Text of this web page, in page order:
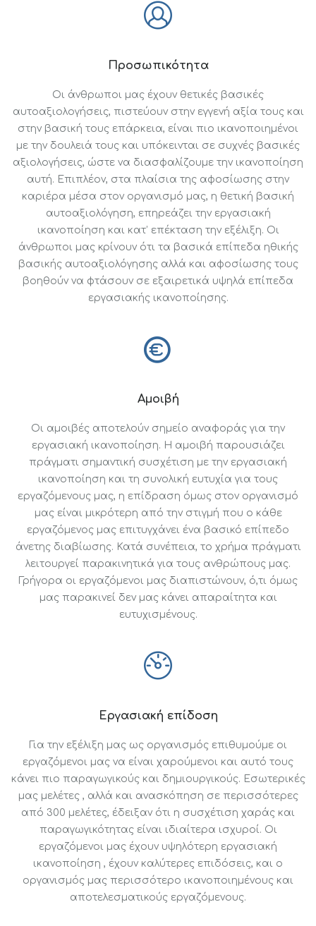
Προσωπικότητα
Οι άνθρωποι μας έχουν θετικές βασικές
αυτοαξιολογήσεις, πιστεύουν στην εγγενή αξία τους και
στην βασική τους επάρκεια, είναι πιο ικανοποιημένοι
με την δουλειά τους και υπόκεινται σε συχνές βασικές
αξιολογήσεις, ώστε να διασφαλίζουμε την ικανοποίηση
αυτή. Επιπλέον, στα πλαίσια της αφοσίωσης στην
καριέρα μέσα στον οργανισμό μας, η θετική βασική
αυτοαξιολόγηση, επηρεάζει την εργασιακή
ικανοποίηση και κατ’ επέκταση την εξέλιξη. Οι
άνθρωποι μας κρίνουν ότι τα βασικά επίπεδα ηθικής
βασικής αυτοαξιολόγησης αλλά και αφοσίωσης τους
βοηθούν να φτάσουν σε εξαιρετικά υψηλά επίπεδα
εργασιακής ικανοποίησης.
Αμοιβή
Οι αμοιβές αποτελούν σημείο αναφοράς για την
εργασιακή ικανοποίηση. Η αμοιβή παρουσιάζει
πράγματι σημαντική συσχέτιση με την εργασιακή
ικανοποίηση και τη συνολική ευτυχία για τους
εργαζόμενους μας, η επίδραση όμως στον οργανισμό
μας είναι μικρότερη από την στιγμή που ο κάθε
εργαζόμενος μας επιτυγχάνει ένα βασικό επίπεδο
άνετης διαβίωσης. Κατά συνέπεια, το χρήμα πράγματι
λειτουργεί παρακινητικά για τους ανθρώπους μας.
Γρήγορα οι εργαζόμενοι μας διαπιστώνουν, ό,τι όμως
μας παρακινεί δεν μας κάνει απαραίτητα και
ευτυχισμένους.
Εργασιακή επίδοση
Για την εξέλιξη μας ως οργανισμός επιθυμούμε οι
εργαζόμενοι μας να είναι χαρούμενοι και αυτό τους
κάνει πιο παραγωγικούς και δημιουργικούς. Εσωτερικές
μας μελέτες , αλλά και ανασκόπηση σε περισσότερες
από 300 μελέτες, έδειξαν ότι η συσχέτιση χαράς και
παραγωγικότητας είναι ιδιαίτερα ισχυροί. Οι
εργαζόμενοι μας έχουν υψηλότερη εργασιακή
ικανοποίηση , έχουν καλύτερες επιδόσεις, και ο
οργανισμός μας περισσότερο ικανοποιημένους και
αποτελεσματικούς εργαζόμενους.